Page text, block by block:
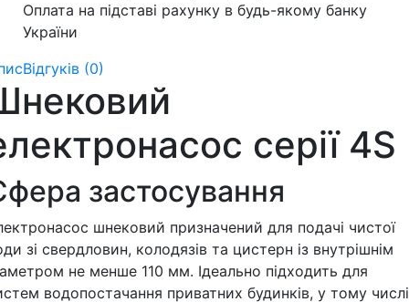
Оплата на підставі рахунку в будь-якому банку
України
Відгуків (0)
серії 4S
застосування
шнековий призначений для подачі чистої
зі свердловин, колодязів та цистерн із внутрішнім
не менше 110 мм. Ідеально підходить для
водопостачання приватних будинків, у тому